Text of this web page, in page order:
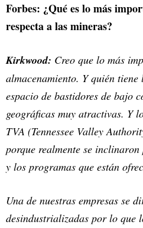
Forbes: ¿Qué es lo más
respecta a las mineras?
Kirkwood: Creo que lo más
almacenamiento. Y quién
espacio de bastidores de bajo
geográficas muy atractivas. Y
TVA (Tennessee Valley
porque realmente se
y los programas que están
Una de nuestras empresas se
desindustrializadas por lo que